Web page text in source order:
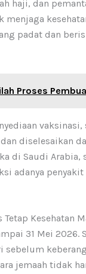
haji, dan
padat dan
Proses
diselesaikan
di Saudi Arabia,
adanya penyakit
Kesehatan
31 Mei 2026.
jemaah tidak